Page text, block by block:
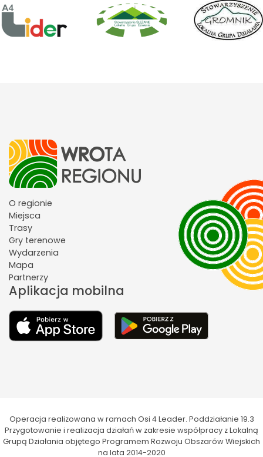
O regionie
Miejsca
Trasy
Gry terenowe
Wydarzenia
Mapa
Partnerzy
Aplikacja mobilna
Operacja realizowana w ramach Osi 4 Leader. Poddziałanie 19.3
Przygotowanie i realizacja działań w zakresie współpracy z Lokalną
Grupą Działania objętego Programem Rozwoju Obszarów Wiejskich
na lata 2014-2020